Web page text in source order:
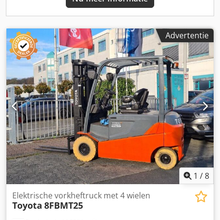
zijn werkplaats- en FEM4.004-gecontroleerd. Neem contact
met ons op via e-mail of telefonisch. U vindt ons ook op
stapelaar over, ook zonder dat u een voertuig bij ons
afneemt. Lease-aankoop en financiering tegen gunstige
voorwaarden zijn op aanvraag mogelijk. Wij adviseren u
graag deskundig en uitgebreid over onze voertuigen.
Zijdelings verschuifbaar vorkenbord, 3e ventiel,
achteruitrijverlichting, vooruitrijverlichting, verwarming,
lastbeveiligingsrooster, volledige cabine, volledig vrij
heffen, veiligheidslicht, binnenspiegel, joystick, zwaailamp,
ruitenwisser, éénpedaalbediening, LED-verlichting, stoel.
Advertentie
1 /8
Elektrische vorkheftruck met 4 wielen
Toyota 8FBMT25